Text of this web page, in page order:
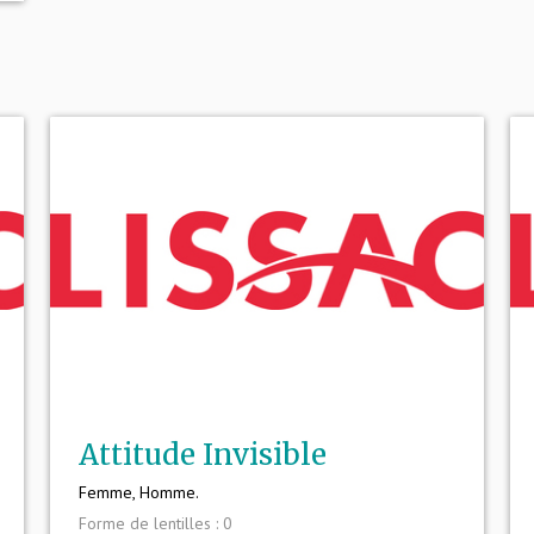
Attitude Invisible
Femme, Homme.
Forme de lentilles : 0